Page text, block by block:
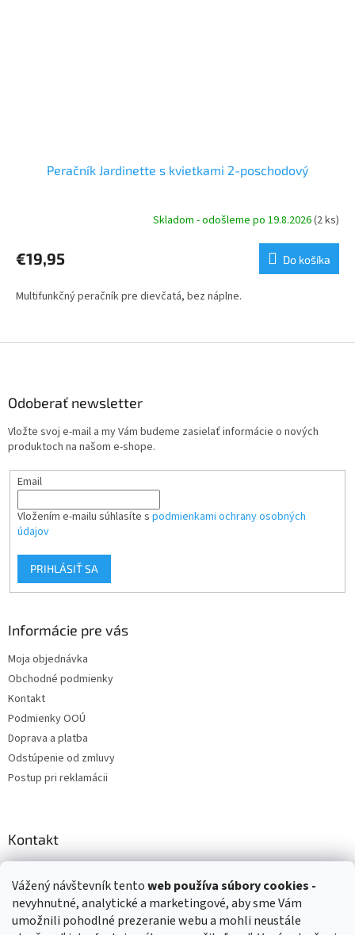
Vážený návštevník tentoweb používasúbory cookies -
nevyhnutné, analytické a marketingové, aby sme Vám
umožnili pohodlné prezeranie webu a mohli neustále
Peračník Jardinette s kvietkami 2-poschodový
Skladom - odošleme po 19.8.2026(2 ks)
€19,95 Do košíka
Multifunkčný peračník pre dievčatá, bez náplne.
Odoberať newsletter
Vložte svoj e-mail a my Vám budeme zasielať informácie o nových
produktoch na našom e-shope.
Email
Vložením e-mailu súhlasíte s podmienkami ochrany osobných
údajov
PRIHLÁSIŤ SA
Informácie pre vás
Moja objednávka
Obchodné podmienky
Kontakt
Podmienky OOÚ
Doprava a platba
Odstúpenie od zmluvy
Postup pri reklamácii
Kontakt
+421 903 144 673